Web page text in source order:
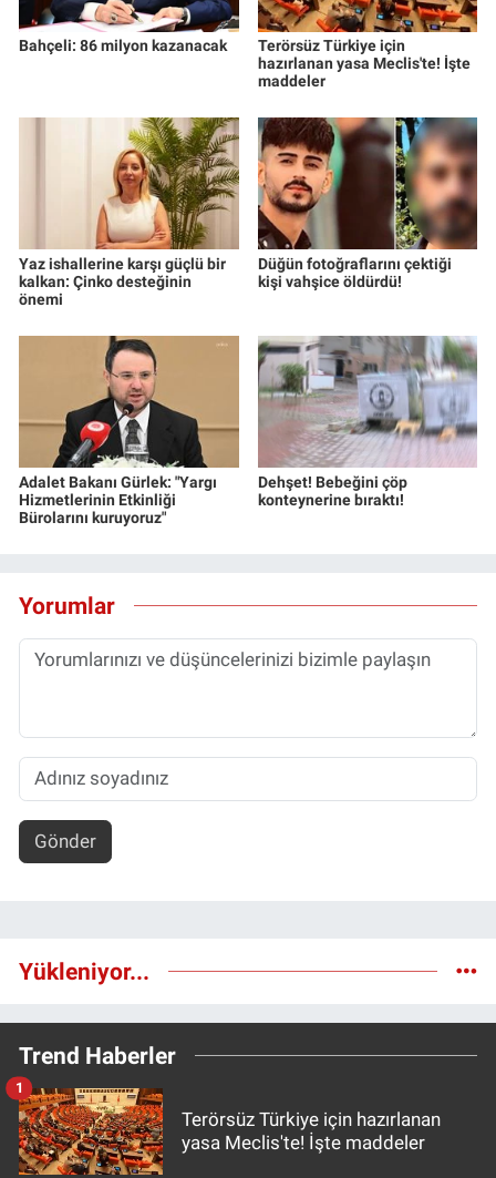
Bahçeli: 86 milyon kazanacak
Terörsüz Türkiye için
hazırlanan yasa Meclis'te! İşte
maddeler
Yaz ishallerine karşı güçlü bir
kalkan: Çinko desteğinin
önemi
Düğün fotoğraflarını çektiği
kişi vahşice öldürdü!
Adalet Bakanı Gürlek: "Yargı
Hizmetlerinin Etkinliği
Bürolarını kuruyoruz"
Dehşet! Bebeğini çöp
konteynerine bıraktı!
Yorumlar
Gönder
Yükleniyor...
Trend Haberler
Terörsüz Türkiye için hazırlanan
yasa Meclis'te! İşte maddeler
1